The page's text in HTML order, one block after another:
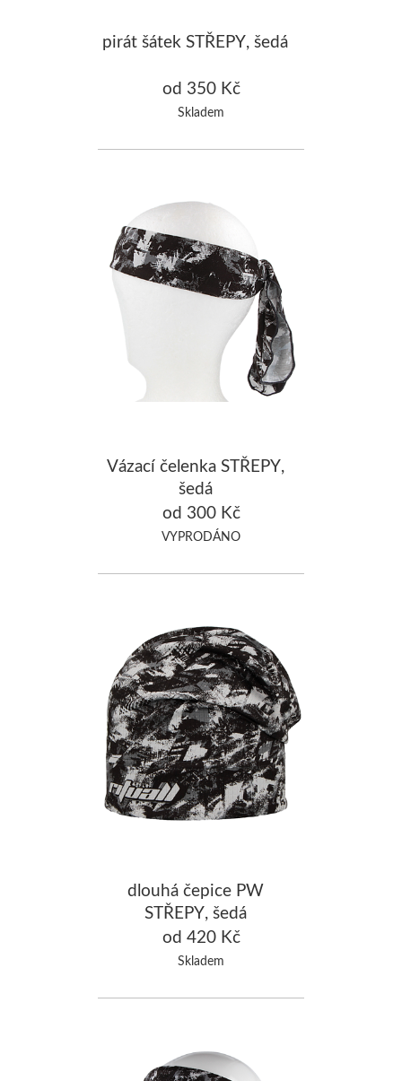
pirát šátek STŘEPY, šedá
od 350 Kč
Skladem
Vázací čelenka STŘEPY,
šedá
od 300 Kč
VYPRODÁNO
dlouhá čepice PW
STŘEPY, šedá
od 420 Kč
Skladem